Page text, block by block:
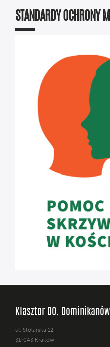
STANDARDY OCHRONY
Klasztor OO.
ul. Stolarska 12,
31-043 Kraków